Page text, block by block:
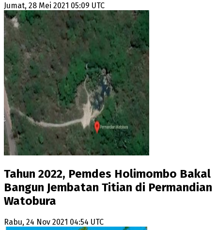
Jumat, 28 Mei 2021 05:09 UTC
Tahun 2022, Pemdes Holimombo Bakal
Bangun Jembatan Titian di Permandian
Watobura
Rabu, 24 Nov 2021 04:54 UTC